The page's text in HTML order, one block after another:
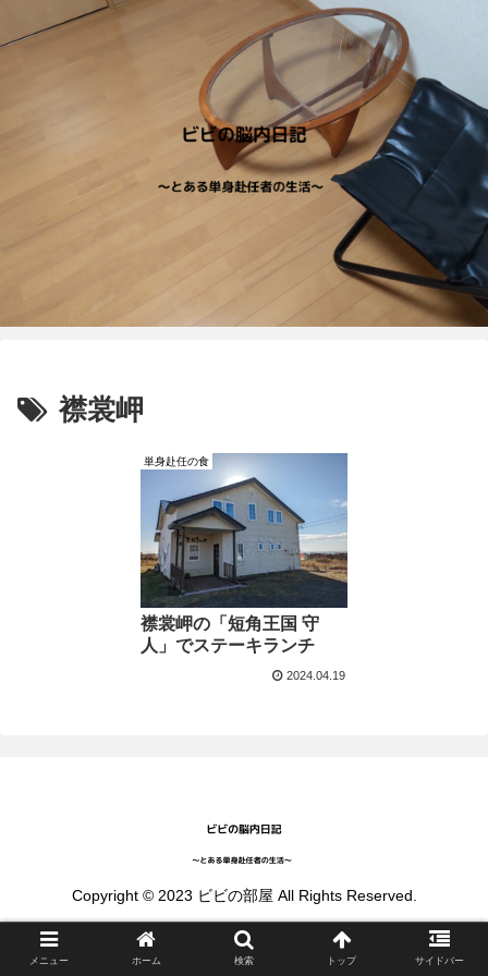
襟裳岬
単身赴任の食
襟裳岬の「短角王国 守
人」でステーキランチ
2024.04.19
Copyright © 2023 ビビの部屋 All Rights Reserved.
メニュー ホーム 検索 トップ サイドバー